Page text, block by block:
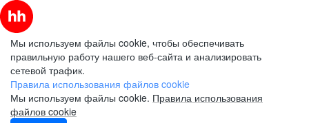
Мы используем файлы cookie, чтобы обеспечивать
правильную работу нашего веб-сайта и анализировать
сетевой трафик.
Правила использования файлов cookie
Мы используем файлы cookie. Правила использования
файлов cookie